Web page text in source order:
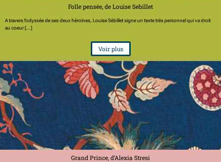
Folle pensée, de Louise Sebillet
A travers l’odyssée de ses deux héroïnes, Louise Sébillet signe un texte très personnel qui va droit
au coeur [...]
Voir plus
Grand Prince, d’Alexia Stresi